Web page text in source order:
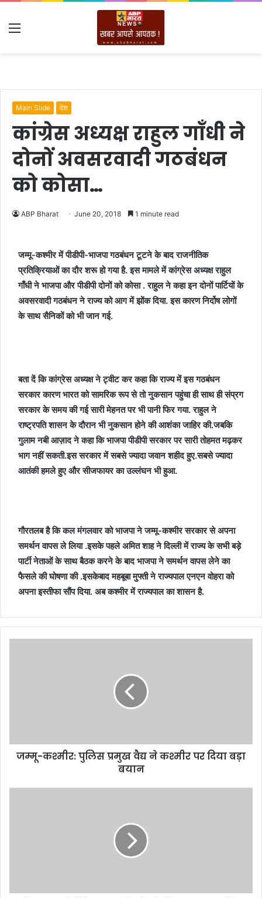
Menu
Main Slide देश
कांग्रेस अध्यक्ष राहुल गाँधी ने
दोनों अवसरवादी गठबंधन
को कोसा…
ABP Bharat June 20, 2018 1 minute read
जम्मू-कश्मीर में पीडीपी-भाजपा गठबंधन टूटने के बाद राजनीतिक
प्रतिक्रियाओं का दौर शरू हो गया है. इस मामले में कांग्रेस अध्यक्ष राहुल
गाँधी ने भाजपा और पीडीपी दोनों को कोसा . राहुल ने कहा इन दोनों पार्टियों के
अवसरवादी गठबंधन ने राज्य को आग में झोंक दिया. इस कारण निर्दोष लोगों
के साथ सैनिकों को भी जान गई.
बता दें कि कांग्रेस अध्यक्ष ने ट्वीट कर कहा कि राज्य में इस गठबंधन
सरकार कारण भारत को सामरिक रूप से तो नुकसान पहुंचा ही साथ ही संप्रग
सरकार के समय की गई सारी मेहनत पर भी पानी फिर गया. राहुल ने
राष्ट्रपति शासन के दौरान भी नुकसान होने की आशंका जाहिर की.जबकि
गुलाम नबी आज़ाद ने कहा कि भाजपा पीडीपी सरकार पर सारी तोहमत मढ़कर
भाग नहीं सकती.इस सरकार में सबसे ज्यादा जवान शहीद हुए.सबसे ज्यादा
आतंकी हमले हुए और सीजफायर का उल्लंघन भी हुआ.
गौरतलब है कि कल मंगलवार को भाजपा ने जम्मू-कश्मीर सरकार से अपना
समर्थन वापस ले लिया .इसके पहले अमित शाह ने दिल्ली में राज्य के सभी बड़े
पार्टी नेताओं के साथ बैठक करने के बाद भाजपा ने समर्थन वापस लेने का
फैसले की घोषणा की .इसकेबाद महबूबा मुफ्ती ने राज्यपाल एनएन वोहरा को
अपना इस्तीफा सौंप दिया. अब कश्मीर में राज्यपाल का शासन है.
जम्मू-कश्मीर: पुलिस प्रमुख वैद्य ने कश्मीर पर दिया बड़ा
बयान